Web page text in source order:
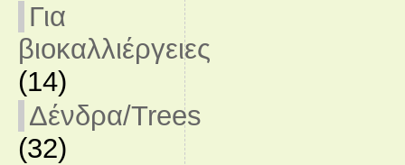
Για
βιοκαλλιέργειες
(14)
Δένδρα/Trees
(32)